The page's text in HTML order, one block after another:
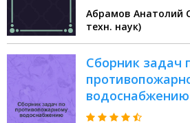
Абрамов Анатолий
техн. наук)
Сборник задач